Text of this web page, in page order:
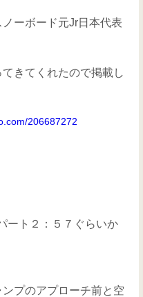
ノーボード元Jr日本代表
きてくれたので掲載し
206687272
ート２：５７ぐらいか
プのアプローチ前と空